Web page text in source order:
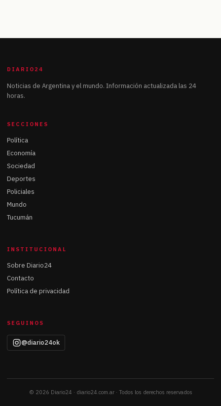
DIARIO24
Noticias de Argentina y el mundo. Información actualizada las 24
horas.
SECCIONES
Política
Economía
Sociedad
Deportes
Policiales
Mundo
Tucumán
INSTITUCIONAL
Sobre Diario24
Contacto
Política de privacidad
SEGUINOS
@diario24ok
© 2026 Diario24 · diario24.com.ar · Todos los derechos reservados